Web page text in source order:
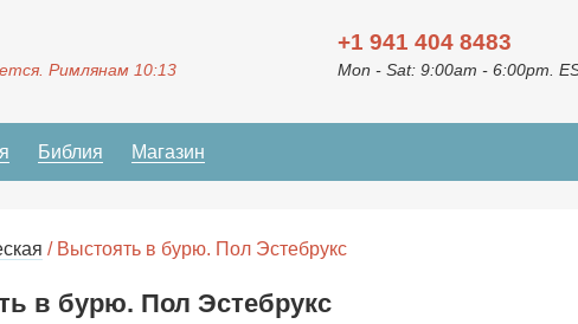
Римлянам 10:13
+1 941 404 8483
Mon - Sat: 9:00am - 6:00pm.
Библия Магазин
/ Выстоять в бурю. Пол Эстебрукс
в бурю. Пол Эстебрукс